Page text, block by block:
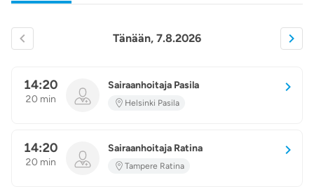
Tänään, 7.8.2026
14:20
20 min
Sairaanhoitaja Pasila
Helsinki Pasila
14:20
20 min
Sairaanhoitaja Ratina
Tampere Ratina